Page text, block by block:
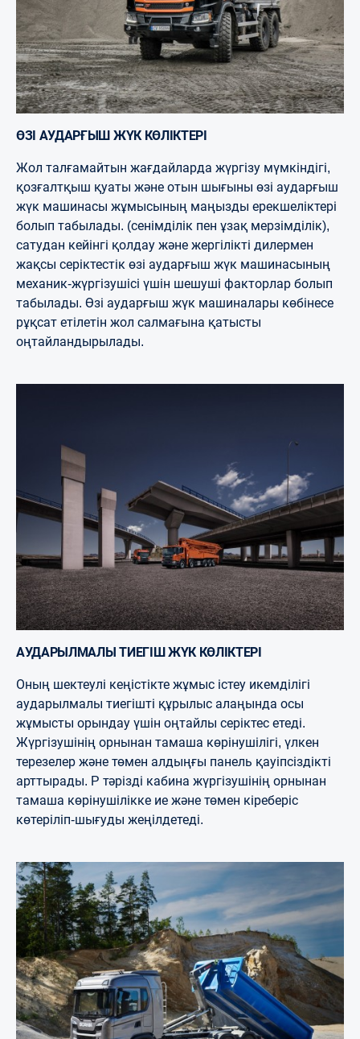
ӨЗІ АУДАРҒЫШ ЖҮК КӨЛІКТЕРІ
Жол талғамайтын жағдайларда жүргізу мүмкіндігі,
қозғалтқыш қуаты және отын шығыны өзі аударғыш
жүк машинасы жұмысының маңызды ерекшеліктері
болып табылады. (сенімділік пен ұзақ мерзімділік),
сатудан кейінгі қолдау және жергілікті дилермен
жақсы серіктестік өзі аударғыш жүк машинасының
механик-жүргізушісі үшін шешуші факторлар болып
табылады. Өзі аударғыш жүк машиналары көбінесе
рұқсат етілетін жол салмағына қатысты
оңтайландырылады.
АУДАРЫЛМАЛЫ ТИЕГІШ ЖҮК КӨЛІКТЕРІ
Оның шектеулі кеңістікте жұмыс істеу икемділігі
аударылмалы тиегішті құрылыс алаңында осы
жұмысты орындау үшін оңтайлы серіктес етеді.
Жүргізушінің орнынан тамаша көрінушілігі, үлкен
терезелер және төмен алдыңғы панель қауіпсіздікті
арттырады. P тәрізді кабина жүргізушінің орнынан
тамаша көрінушілікке ие және төмен кіреберіс
көтеріліп-шығуды жеңілдетеді.